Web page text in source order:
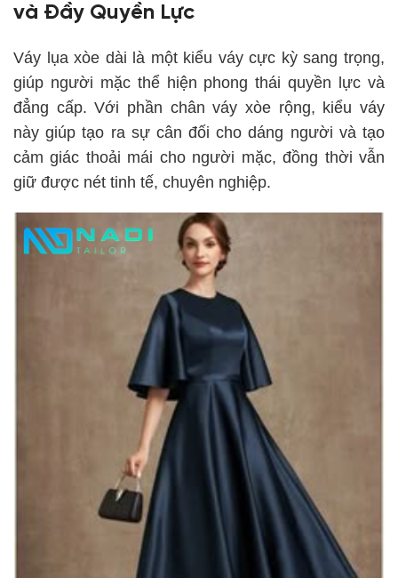
và Đầy Quyền Lực
Váy lụa xòe dài là một kiểu váy cực kỳ sang trọng,
giúp người mặc thể hiện phong thái quyền lực và
đẳng cấp. Với phần chân váy xòe rộng, kiểu váy
này giúp tạo ra sự cân đối cho dáng người và tạo
cảm giác thoải mái cho người mặc, đồng thời vẫn
giữ được nét tinh tế, chuyên nghiệp.